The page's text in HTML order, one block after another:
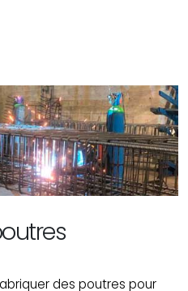
des poutres pour